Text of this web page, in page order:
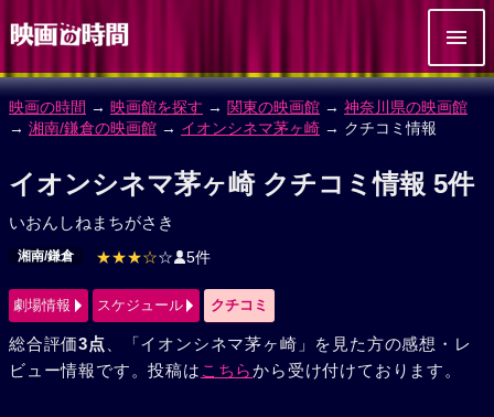
映画の時間 → 映画館を探す → 関東の映画館 → 神奈川県の映画館
→ 湘南/鎌倉の映画館 → イオンシネマ茅ヶ崎 → クチコミ情報
イオンシネマ茅ヶ崎 クチコミ情報 5件
いおんしねまちがさき
湘南/鎌倉 ★★★☆☆ 5件
劇場情報 スケジュール クチコミ
総合評価3点 、「イオンシネマ茅ヶ崎」を見た方の感想・レ
ビュー情報です。投稿は こちらから受け付けております。